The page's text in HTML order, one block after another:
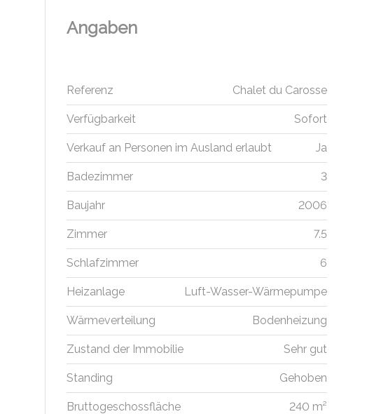
Angaben
Referenz Chalet du Carosse
Verfügbarkeit Sofort
Verkauf an Personen im Ausland erlaubt Ja
Badezimmer 3
Baujahr 2006
Zimmer 7.5
Schlafzimmer 6
Heizanlage Luft-Wasser-Wärmepumpe
Wärmeverteilung Bodenheizung
Zustand der Immobilie Sehr gut
Standing Gehoben
Bruttogeschossfläche 240 m²